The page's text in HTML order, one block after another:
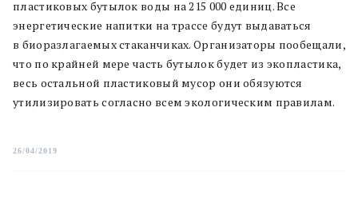
пластиковых бутылок воды на 215 000 единиц. Все
энергетические напитки на трассе будут выдаваться
в биоразлагаемых стаканчиках. Организаторы пообещали,
что по крайней мере часть бутылок будет из экопластика,
весь остальной пластиковый мусор они обязуются
утилизировать согласно всем экологическим правилам.
26/04/2019